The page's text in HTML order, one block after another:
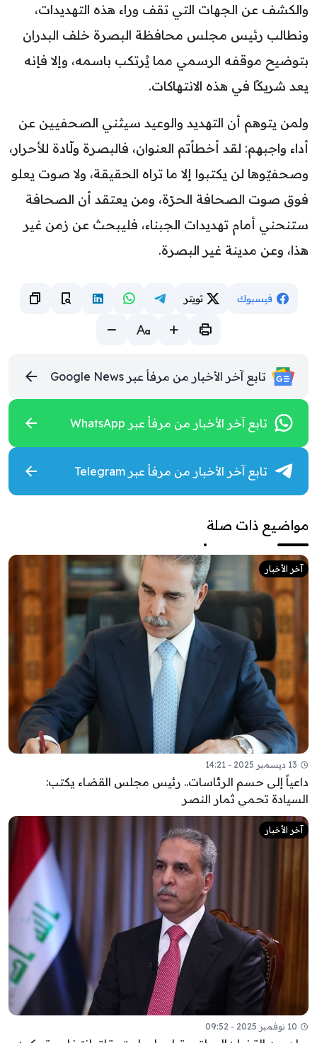
والكشف عن الجهات التي تقف وراء هذه التهديدات،
ونطالب رئيس مجلس محافظة البصرة خلف البدران
بتوضيح موقفه الرسمي مما يُرتكب باسمه، وإلا فإنه
يعد شريكًا في هذه الانتهاكات.
ولمن يتوهم أن التهديد والوعيد سيثني الصحفيين عن
أداء واجبهم: لقد أخطأتم العنوان، فالبصرة ولّادة للأحرار،
وصحفيّوها لن يكتبوا إلا ما تراه الحقيقة، ولا صوت يعلو
فوق صوت الصحافة الحرّة، ومن يعتقد أن الصحافة
ستنحني أمام تهديدات الجبناء، فليبحث عن زمن غير
هذا، وعن مدينة غير البصرة.
فيسبوك تويتر
تابع آخر الأخبار من مرفأ عبر Google News
تابع آخر الأخبار من مرفأ عبر WhatsApp
تابع آخر الأخبار من مرفأ عبر Telegram
مواضيع ذات صلة
آخر الأخبار
13 ديسمبر 2025 - 14:21
داعياً إلى حسم الرئاسات.. رئيس مجلس القضاء يكتب:
السيادة تحمي ثمار النصر
آخر الأخبار
10 نوفمبر 2025 - 09:52